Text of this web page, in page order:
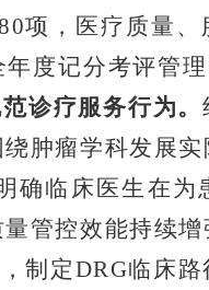
项，医疗质量、
度记分考评管
诊疗服务行为。
肿瘤学科发展
确临床医生在为
管控效能持续增
制定DRG临床路